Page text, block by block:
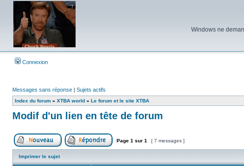
Windows ne
Connexion
Messages sans réponse | Sujets actifs
Index du forum » XTBA world » Le forum et le site XTBA
Modif d'un lien en tête de forum
Poster un nouveau sujetRépondre au sujet
Page 1 sur 1 [ 7 messages ]
Imprimer le sujet